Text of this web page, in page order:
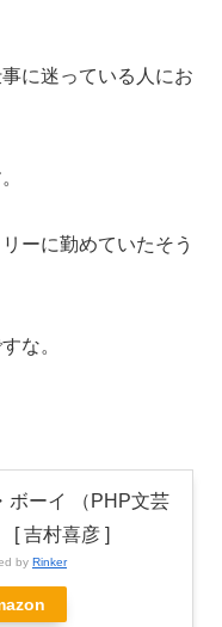
に迷っている人にお
ーに勤めていたそう
な。
ボーイ （PHP文芸
[ 吉村喜彦 ]
by Rinker